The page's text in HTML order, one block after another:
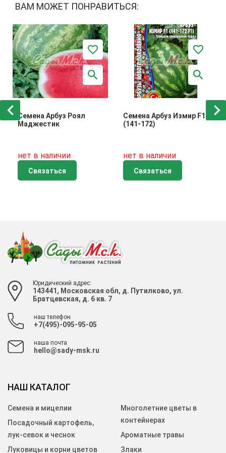
ВАМ МОЖЕТ ПОНРАВИТЬСЯ:
Семена Арбуз Роял
Маджестик
нет в наличии
Связаться
Семена Арбуз Измир F1
(141-172)
нет в наличии
Связаться
Юридический адрес:
143441, Московская обл, д. Путилково, ул.
Братцевская, д. 6 кв. 7
наш телефон
+7(495)-095-95-05
наша почта
hello@sady-msk.ru
НАШ КАТАЛОГ
Семена и мицелии
Посадочный картофель,
лук-севок и чеснок
Луковицы и корни цветов
Многолетние цветы в
контейнерах
Ароматные травы
Злаки